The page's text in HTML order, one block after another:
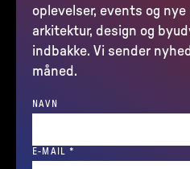
oplevelser, events og
arkitektur, design og
indbakke. Vi sender
måned.
NAVN
E-MAIL *